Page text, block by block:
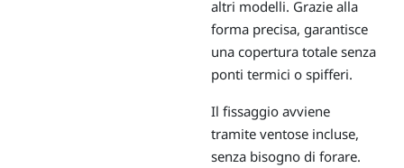
altri modelli. Grazie alla
forma precisa, garantisce
una copertura totale senza
ponti termici o spifferi.
Il fissaggio avviene
tramite ventose incluse,
senza bisogno di forare.